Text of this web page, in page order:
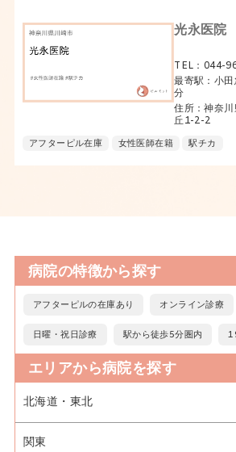
光永医院
TEL：044-
最寄駅：小
分
住所：神奈
丘1-2-2
アフターピル在庫 女性医師在籍 駅チカ
病院の特徴から探す
アフターピルの在庫あり オンライン診療
日曜・祝日診療 駅から徒歩5分圏内
エリアから病院を探す
北海道・東北
関東